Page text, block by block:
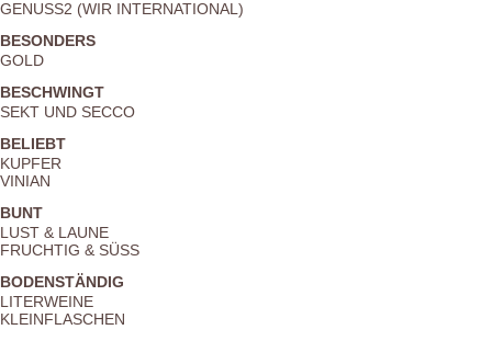
GENUSS2 (WIR INTERNATIONAL)
BESONDERS
GOLD
BESCHWINGT
SEKT UND SECCO
BELIEBT
KUPFER
VINIAN
BUNT
LUST & LAUNE
FRUCHTIG & SÜSS
BODENSTÄNDIG
LITERWEINE
KLEINFLASCHEN